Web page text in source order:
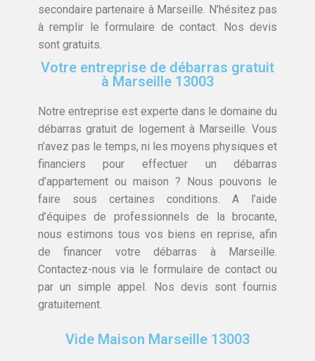
secondaire partenaire à Marseille. N’hésitez pas
à remplir le formulaire de contact. Nos devis
sont gratuits.
Votre entreprise de débarras gratuit
à Marseille 13003
Notre entreprise est experte dans le domaine du
débarras gratuit de logement à Marseille. Vous
n’avez pas le temps, ni les moyens physiques et
financiers pour effectuer un débarras
d’appartement ou maison ? Nous pouvons le
faire sous certaines conditions. A l’aide
d’équipes de professionnels de la brocante,
nous estimons tous vos biens en reprise, afin
de financer votre débarras à Marseille.
Contactez-nous via le formulaire de contact ou
par un simple appel. Nos devis sont fournis
gratuitement.
Vide Maison Marseille 13003